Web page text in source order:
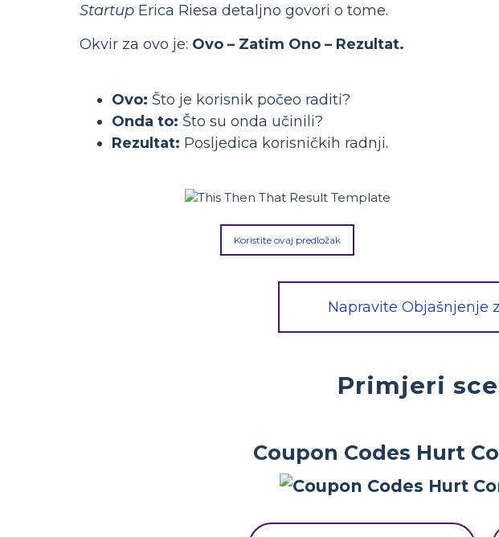
Startup Erica Riesa detaljno govori o tome.
Okvir za ovo je: Ovo – Zatim Ono – Rezultat.
Ovo: Što je korisnik počeo raditi?
Onda to: Što su onda učinili?
Rezultat: Posljedica korisničkih radnji.
Koristite ovaj predložak
Napravite Objašnjenje
Primjeri
Coupon Codes Hurt